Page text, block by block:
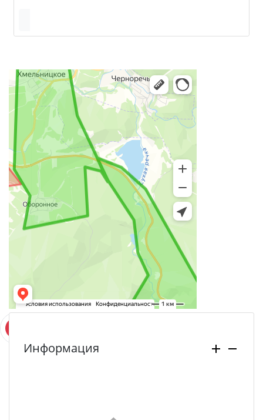
Информация